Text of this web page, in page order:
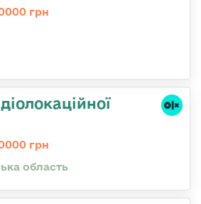
грн
грн
область